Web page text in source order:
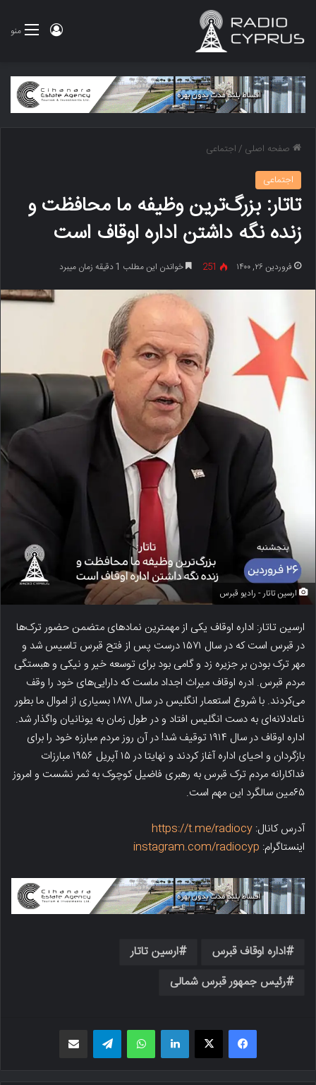
منو ورود
صفحه اصلی /اجتماعی
اجتماعی
تاتار: بزرگ‌ترین وظیفه ما محافظت و
زنده نگه داشتن اداره اوقاف است
فروردین ۲۶, ۱۴۰۰ 251 خواندن این مطلب 1 دقیقه زمان میبرد
ارسین تاتار - رادیو قبرس
ارسین تاتار: اداره اوقاف یکی از مهمترین نمادهای متضمن حضور ترک‌ها
در قبرس است که در سال ۱۵۷۱ درست پس از فتح قبرس تاسیس شد و
مهر ترک بودن بر جزیره زد و گامی بود برای توسعه خیر و نیکی و هبستگی
مردم قبرس. ادره اوقاف میراث اجداد ماست که دارایی‌های خود را وقف
می‌کردند. با شروع استعمار انگلیس در سال ۱۸۷۸ بسیاری از اموال ما بطور
ناعادلانه‌ای به دست انگلیس افتاد و در طول زمان به یونانیان واگذار شد.
اداره اوقاف در سال ۱۹۱۴ توقیف شد! در آن روز مردم مبارزه خود را برای
بازگردان و احیای اداره آغاز کردند و نهایتا در ۱۵ آپریل ۱۹۵۶ مبارزات
فداکارانه مردم ترک قبرس به رهبری فاضیل کوچوک به ثمر نشست و امروز
۶۵مین سالگرد این مهم است.
آدرس کانال: https://t.me/radiocy
اینستاگرام: instagram.com/radiocyp
اداره اوقاف قبرس
ارسین تاتار
رئیس جمهور قبرس شمالی
فیسبوک X لینکدین واتس اپ تلگرام